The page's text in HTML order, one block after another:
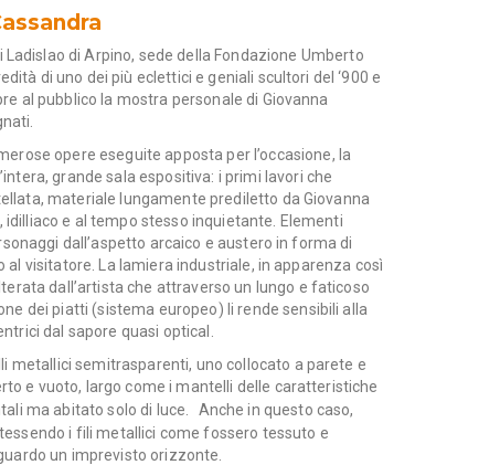
Ladislao di Arpino, sede della Fondazione Umberto
di uno dei più eclettici e geniali scultori del ‘900 e
al pubblico la mostra personale di Giovanna
opere eseguite apposta per l’occasione, la
grande sala espositiva: i primi lavori che
materiale lungamente prediletto da Giovanna
e al tempo stesso inquietante. Elementi
dall’aspetto arcaico e austero in forma di
visitatore. La lamiera industriale, in apparenza così
dall’artista che attraverso un lungo e faticoso
dei piatti (sistema europeo) li rende sensibili alla
dal sapore quasi optical
metallici semitrasparenti, uno collocato a parete e
e vuoto, largo come i mantelli delle caratteristiche
ma abitato solo di luce.
Anche in questo caso,
i fili metallici come fossero tessuto e
un imprevisto orizzonte.